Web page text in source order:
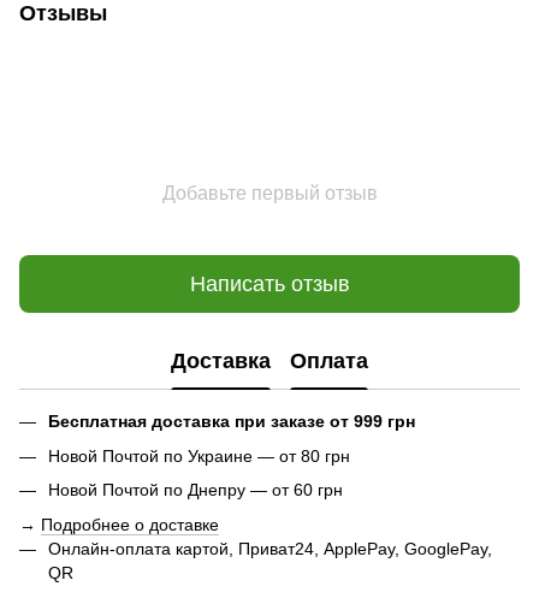
Отзывы
Добавьте первый отзыв
Написать отзыв
Доставка Оплата
Бесплатная доставка при заказе от 999 грн
Новой Почтой по Украине — от 80 грн
Новой Почтой по Днепру — от 60 грн
→ Подробнее о доставке
Онлайн-оплата картой, Приват24, ApplePay, GooglePay,
QR